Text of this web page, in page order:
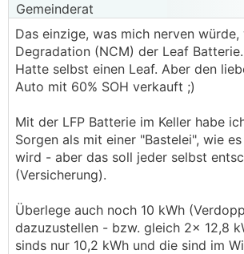
Gemeinderat
Das einzige, was mich nerven
Degradation (NCM) der Leaf Batterie.
Hatte selbst einen Leaf. Aber den
Auto mit 60% SOH verkauft ;)
Mit der LFP Batterie im Keller habe
Sorgen als mit einer "Bastelei", wie
wird - aber das soll jeder selbst
(Versicherung).
Überlege auch noch 10 kWh
dazuzustellen - bzw. gleich 2x 12,8
sinds nur 10,2 kWh und die sind im